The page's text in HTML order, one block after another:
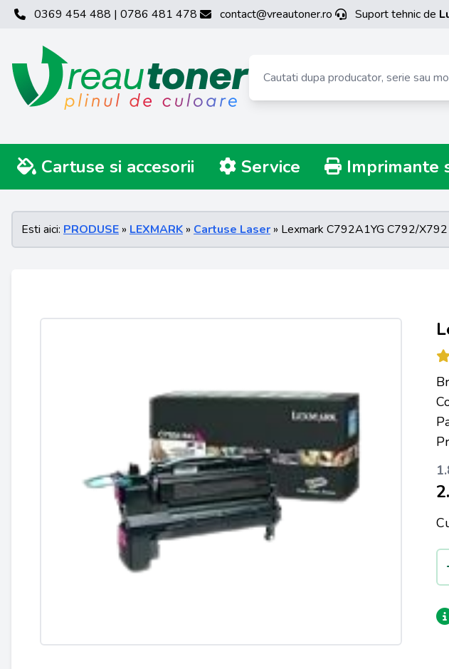
0369 454 488 | 0786 481 478 contact@vreautoner.ro Suport tehnic de
Cartuse si accesorii Service Imprimante
Esti aici: PRODUSE » LEXMARK » Cartuse Laser » Lexmark C792A1YG C792/X792